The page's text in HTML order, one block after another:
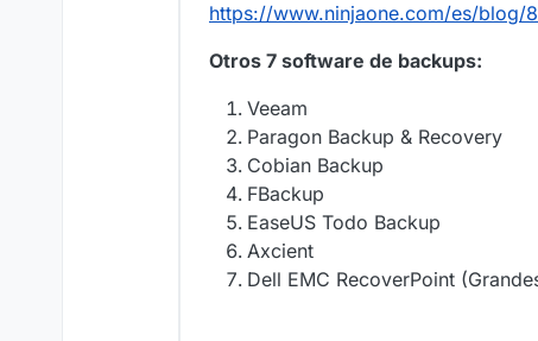
https://www.ninjaone.com/es/
Otros 7 software de backups:
Veeam
Paragon Backup & Recovery
Cobian Backup
FBackup
EaseUS Todo Backup
Axcient
Dell EMC RecoverPoint